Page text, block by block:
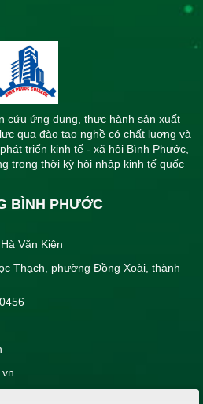
cứu ứng dụng, thực hành sản xuất
qua đào tạo nghề có chất luợng và
triển kinh tế - xã hội Bình Phước,
trong thời kỳ hội nhập kinh tế quốc
BÌNH PHƯỚC
Văn Kiên
Thạch, phường Đồng Xoài, thành